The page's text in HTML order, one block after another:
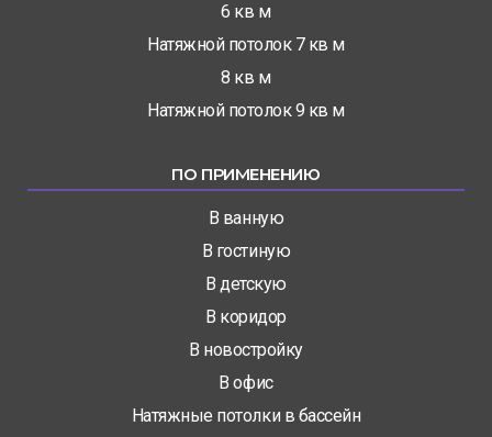
6 кв м
Натяжной потолок 7 кв м
8 кв м
Натяжной потолок 9 кв м
ПО ПРИМЕНЕНИЮ
В ванную
В гостиную
В детскую
В коридор
В новостройку
В офис
Натяжные потолки в бассейн